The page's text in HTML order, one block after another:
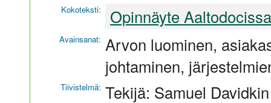
Kokoteksti: Opinnäyte Aaltodocissa
Avainsanat: Arvon luominen,
johtaminen,
Tiivistelmä: Tekijä: Samuel Davidkin